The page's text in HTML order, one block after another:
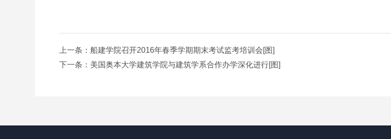
上一条：船建学院召开2016年春季学期期末考试监考培训会[图]
下一条：美国奥本大学建筑学院与建筑学系合作办学深化进行[图]